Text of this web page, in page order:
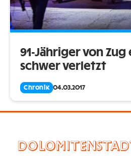
91-Jähriger von Zug
schwer verletzt
Chronik 04.03.2017